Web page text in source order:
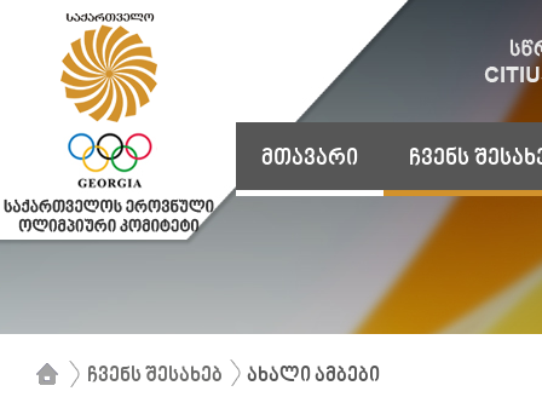
მთავარი ჩვენს
ჩვენს შესახებ ახალი ამბები